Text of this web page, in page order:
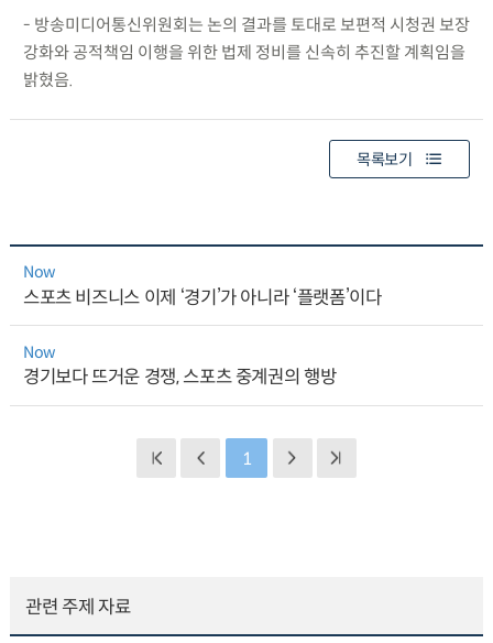
- 방송미디어통신위원회는 논의 결과를 토대로 보편적 시청권 보장
강화와 공적책임 이행을 위한 법제 정비를 신속히 추진할 계획임을
밝혔음.
목록보기
Now
스포츠 비즈니스 이제 ‘경기’가 아니라 ‘플랫폼’이다
Now
경기보다 뜨거운 경쟁, 스포츠 중계권의 행방
1
관련 주제 자료